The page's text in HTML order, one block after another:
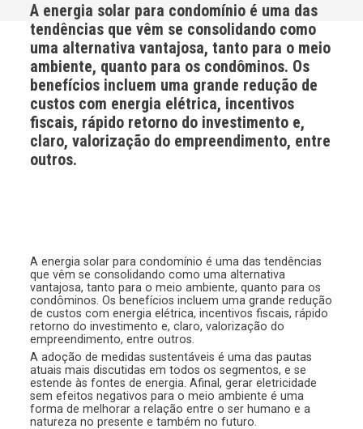
A energia solar para condomínio é uma das
tendências que vêm se consolidando como
uma alternativa vantajosa, tanto para o meio
ambiente, quanto para os condôminos. Os
benefícios incluem uma grande redução de
custos com energia elétrica, incentivos
fiscais, rápido retorno do investimento e,
claro, valorização do empreendimento, entre
outros.
A energia solar para condomínio é uma das tendências
que vêm se consolidando como uma alternativa
vantajosa, tanto para o meio ambiente, quanto para os
condôminos. Os benefícios incluem uma grande redução
de custos com energia elétrica, incentivos fiscais, rápido
retorno do investimento e, claro, valorização do
empreendimento, entre outros.
A adoção de medidas sustentáveis é uma das pautas
atuais mais discutidas em todos os segmentos, e se
estende às fontes de energia. Afinal, gerar eletricidade
sem efeitos negativos para o meio ambiente é uma
forma de melhorar a relação entre o ser humano e a
natureza no presente e também no futuro.